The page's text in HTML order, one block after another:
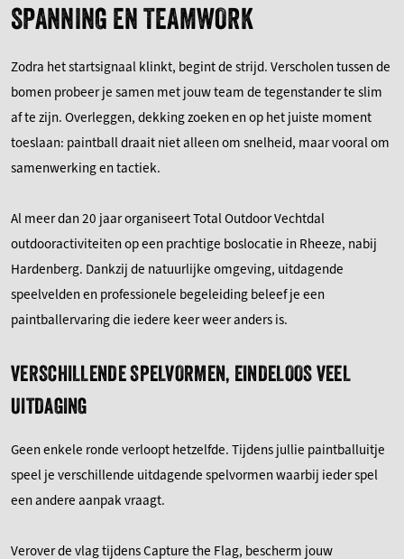
SPANNING EN TEAMWORK
Zodra het startsignaal klinkt, begint de strijd. Verscholen tussen de
bomen probeer je samen met jouw team de tegenstander te slim
af te zijn. Overleggen, dekking zoeken en op het juiste moment
toeslaan: paintball draait niet alleen om snelheid, maar vooral om
samenwerking en tactiek.
Al meer dan 20 jaar organiseert Total Outdoor Vechtdal
outdooractiviteiten op een prachtige boslocatie in Rheeze, nabij
Hardenberg. Dankzij de natuurlijke omgeving, uitdagende
speelvelden en professionele begeleiding beleef je een
paintballervaring die iedere keer weer anders is.
VERSCHILLENDE SPELVORMEN, EINDELOOS VEEL
UITDAGING
Geen enkele ronde verloopt hetzelfde. Tijdens jullie paintballuitje
speel je verschillende uitdagende spelvormen waarbij ieder spel
een andere aanpak vraagt.
Verover de vlag tijdens Capture the Flag, bescherm jouw